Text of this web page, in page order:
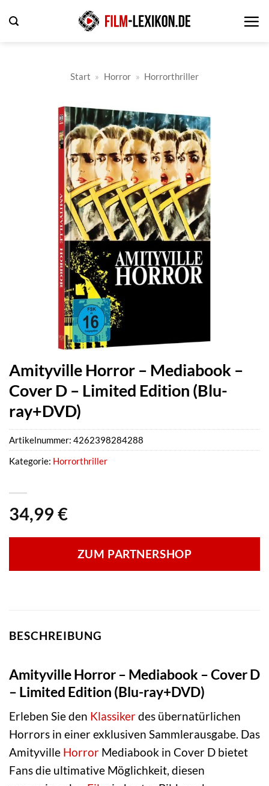
Inhalt
Start » Horror » Horrorthriller
Amityville Horror – Mediabook –
Cover D – Limited Edition (Blu-
ray+DVD)
34,99 €
ZUM PARTNERSHOP
Artikelnummer: 4262398284288
Kategorie: Horrorthriller
BESCHREIBUNG
Amityville Horror – Mediabook – Cover D
– Limited Edition (Blu-ray+DVD)
Erleben Sie den Klassikerdes übernatürlichen
Horrors in einer exklusiven Sammlerausgabe. Das
Amityville Horror Mediabook in Cover D bietet
Fans die ultimative Möglichkeit, diesen